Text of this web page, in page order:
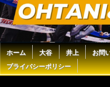
ホーム 大谷 井上 お問
プライバシーポリシー